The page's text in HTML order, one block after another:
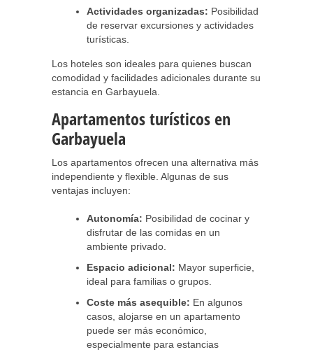
Actividades organizadas: Posibilidad
de reservar excursiones y actividades
turísticas.
Los hoteles son ideales para quienes buscan
comodidad y facilidades adicionales durante su
estancia en Garbayuela.
Apartamentos turísticos en
Garbayuela
Los apartamentos ofrecen una alternativa más
independiente y flexible. Algunas de sus
ventajas incluyen:
Autonomía: Posibilidad de cocinar y
disfrutar de las comidas en un
ambiente privado.
Espacio adicional: Mayor superficie,
ideal para familias o grupos.
Coste más asequible: En algunos
casos, alojarse en un apartamento
puede ser más económico,
especialmente para estancias